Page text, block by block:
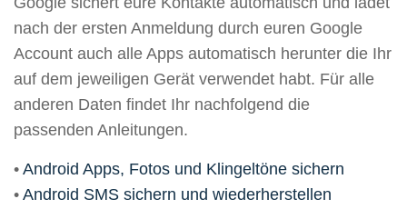
nach der ersten Anmeldung durch euren Google
Account auch alle Apps automatisch herunter die Ihr
auf dem jeweiligen Gerät verwendet habt. Für alle
anderen Daten findet Ihr nachfolgend die
passenden Anleitungen.
• Android Apps, Fotos und Klingeltöne sichern
• Android SMS sichern und wiederherstellen